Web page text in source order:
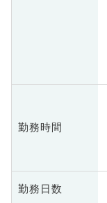
勤務時間
勤務日数